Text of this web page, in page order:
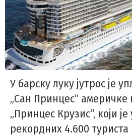
У барску луку јутрос је
„Сан Принцес“ америчке
„Принцес Крузис“, који
рекордних 4.600